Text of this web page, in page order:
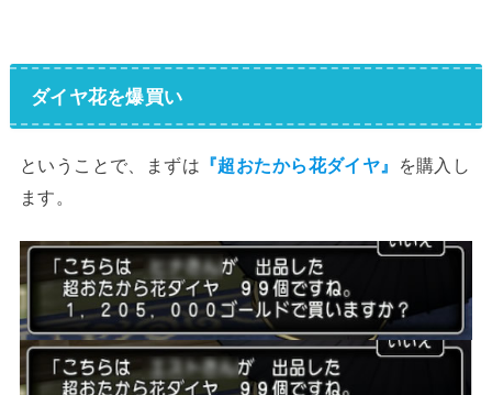
ダイヤ花を爆買い
ということで、まずは 『超おたから花ダイヤ』 を購入し
ます。